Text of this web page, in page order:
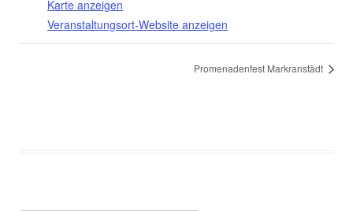
Karte anzeigen
Veranstaltungsort-Website anzeigen
Promenadenfest Markranstädt